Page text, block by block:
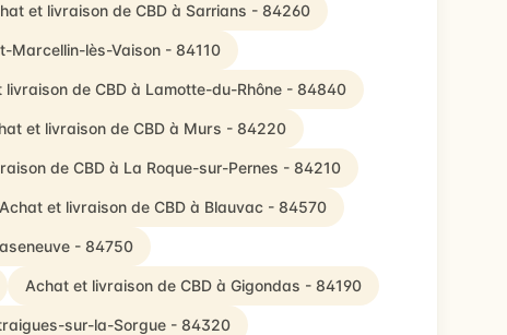
et livraison de CBD à Sarrians - 84260
Marcellin-lès-Vaison - 84110
livraison de CBD à Lamotte-du-Rhône - 84840
et livraison de CBD à Murs - 84220
de CBD à La Roque-sur-Pernes - 84210
Achat et livraison de CBD à Blauvac - 84570
- 84750
Achat et livraison de CBD à Gigondas - 84190
sur-la-Sorgue - 84320